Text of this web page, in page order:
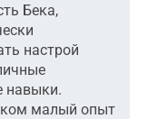
Бека,
настрой
навыки.
малый опыт